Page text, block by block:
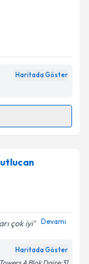
Haritada Göster
takvimi
almanız
ile
çok iyi Devamı
Haritada Göster